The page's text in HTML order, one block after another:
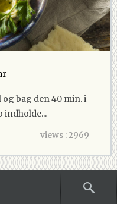
bag den 40 min. i
indholde...
views : 2969